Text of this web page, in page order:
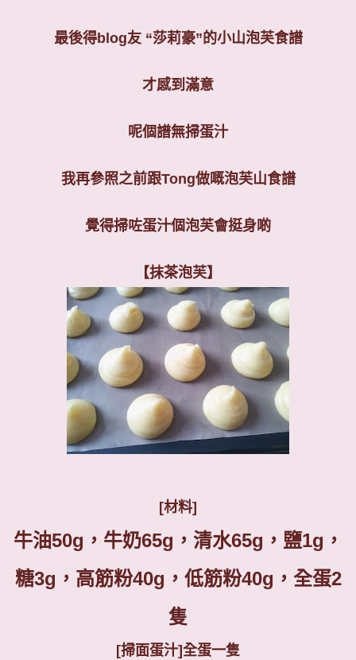
最後得blog友 “莎莉豪”的小山泡芙食譜
才感到滿意
呢個譜無掃蛋汁
我再參照之前跟Tong做嘅泡芙山食譜
覺得掃咗蛋汁個泡芙會挺身啲
【抹茶泡芙】
[材料]
牛油50g ，牛奶65g ，清水65g ，鹽1g ，
糖3g ，高筋粉40g ，低筋粉40g ，全蛋2
隻
[掃面蛋汁]全蛋一隻